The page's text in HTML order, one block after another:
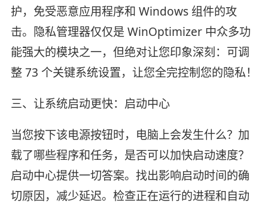
护，免受恶意应用程序和 Windows 组件的攻
击。隐私管理器仅仅是 WinOptimizer 中众多功
能强大的模块之一，但绝对让您印象深刻：可调
整 73 个关键系统设置，让您全完控制您的隐私！
三、让系统启动更快：启动中心
当您按下该电源按钮时，电脑上会发生什么？加
载了哪些程序和任务，是否可以加快启动速度？
启动中心提供一切答案。找出影响启动时间的确
切原因，减少延迟。检查正在运行的进程和自动